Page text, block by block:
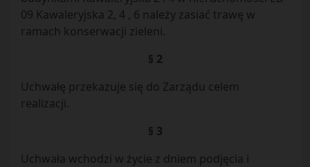
09 Kawaleryjska 2, 4 , 6 należy zasiać trawę w
ramach konserwacji zieleni.
§ 2
Uchwałę przekazuje się do Zarządu celem
realizacji.
§ 3
Uchwała wchodzi w życie z dniem podjęcia i